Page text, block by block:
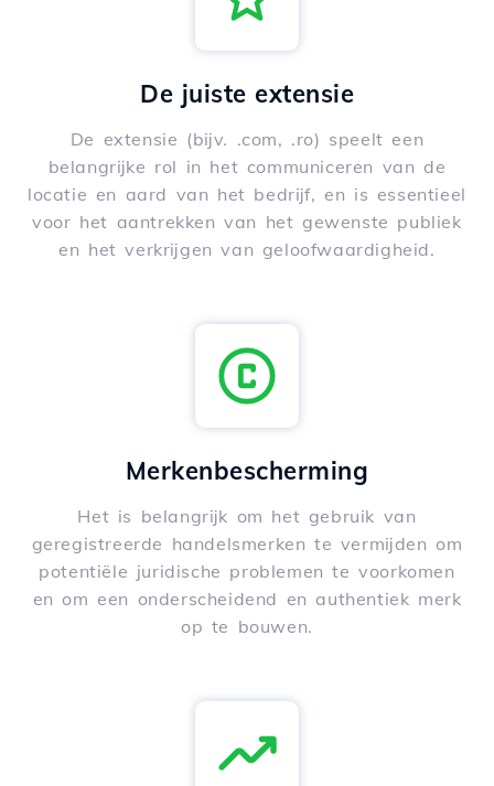
De juiste extensie
De extensie (bijv. .com, .ro) speelt een
belangrijke rol in het communiceren van de
locatie en aard van het bedrijf, en is essentieel
voor het aantrekken van het gewenste publiek
en het verkrijgen van geloofwaardigheid.
Merkenbescherming
Het is belangrijk om het gebruik van
geregistreerde handelsmerken te vermijden om
potentiële juridische problemen te voorkomen
en om een onderscheidend en authentiek merk
op te bouwen.